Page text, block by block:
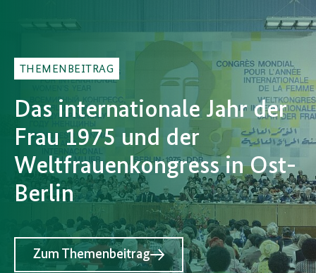
THEMENBEITRAG
Das internationale Jahr der
Frau 1975 und der
Weltfrauenkongress in Ost-
Berlin
Zum Themenbeitrag